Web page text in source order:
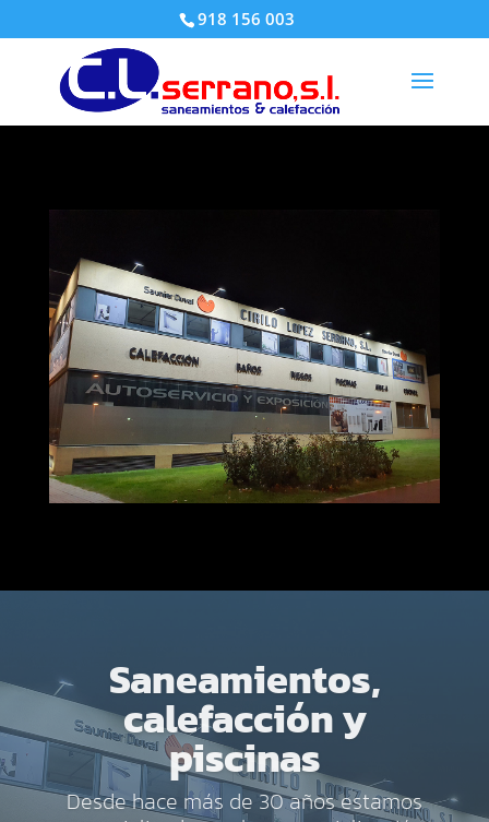
918 156 003
REPARTO A
DOMICILIO